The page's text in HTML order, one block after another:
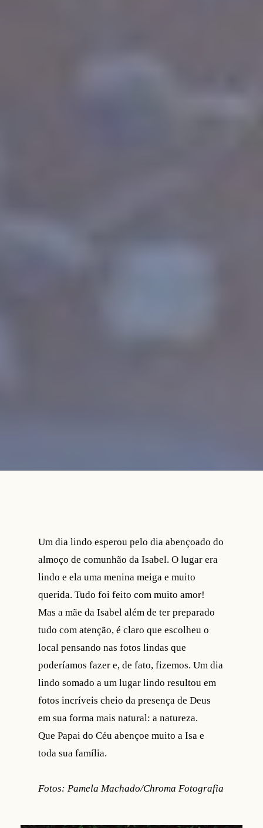
Um dia lindo esperou pelo dia abençoado do
almoço de comunhão da Isabel. O lugar era
lindo e ela uma menina meiga e muito
querida. Tudo foi feito com muito amor!
Mas a mãe da Isabel além de ter preparado
tudo com atenção, é claro que escolheu o
local pensando nas fotos lindas que
poderíamos fazer e, de fato, fizemos. Um dia
lindo somado a um lugar lindo resultou em
fotos incríveis cheio da presença de Deus
em sua forma mais natural: a natureza.
Que Papai do Céu abençoe muito a Isa e
toda sua família.
Fotos: Pamela Machado/Chroma Fotografia